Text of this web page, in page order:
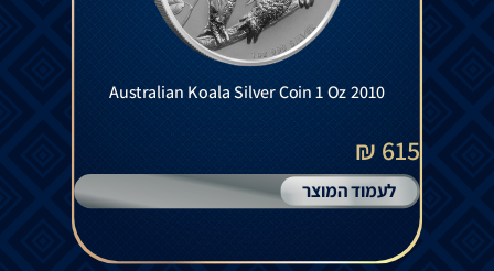
Australian Koala Silver Coin 1 Oz 2010
615 ₪
לעמוד המוצר